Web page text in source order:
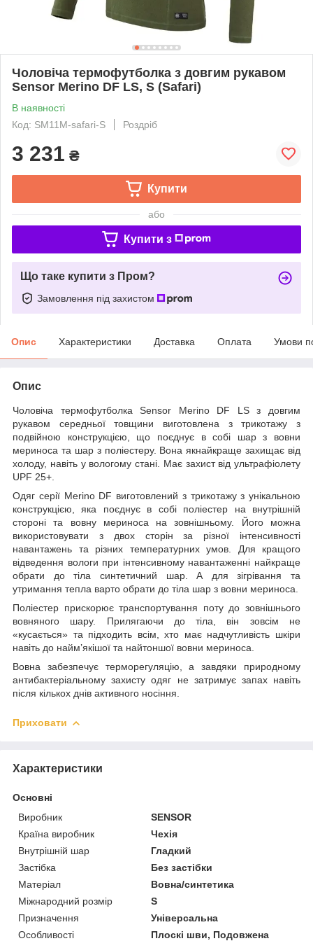
Чоловіча термофутболка з довгим рукавом
Sensor Merino DF LS, S (Safari)
В наявності
Код: SM11M-safari-S
Роздріб
3 231 ₴
Купити
або
Купити з
Що таке купити з Пром?
Замовлення під захистом
Опис Характеристики Доставка Оплата Умови
Опис
Чоловіча термофутболка Sensor Merino DF LS з довгим
рукавом середньої товщини виготовлена з трикотажу з
подвійною конструкцією, що поєднує в собі шар з вовни
мериноса та шар з поліестеру. Вона якнайкраще захищає від
холоду, навіть у вологому стані. Має захист від ультрафіолету
UPF 25+.
Одяг серії Merino DF виготовлений з трикотажу з унікальною
конструкцією, яка поєднує в собі поліестер на внутрішній
стороні та вовну мериноса на зовнішньому. Його можна
використовувати з двох сторін за різної інтенсивності
навантажень та різних температурних умов. Для кращого
відведення вологи при інтенсивному навантаженні найкраще
обрати до тіла синтетичний шар. А для зігрівання та
утримання тепла варто обрати до тіла шар з вовни мериноса.
Поліестер прискорює транспортування поту до зовнішнього
вовняного шару. Прилягаючи до тіла, він зовсім не
«кусається» та підходить всім, хто має надчутливість шкіри
навіть до найм’якішої та найтоншої вовни мериноса.
Вовна забезпечує терморегуляцію, а завдяки природному
антибактеріальному захисту одяг не затримує запах навіть
після кількох днів активного носіння.
Приховати
Характеристики
Основні
Виробник
SENSOR
Країна виробник
Чехія
Внутрішній шар
Гладкий
Застібка
Без застібки
Матеріал
Вовна/синтетика
Міжнародний розмір
S
Призначення
Універсальна
Особливості
Плоскі шви, Подовжена